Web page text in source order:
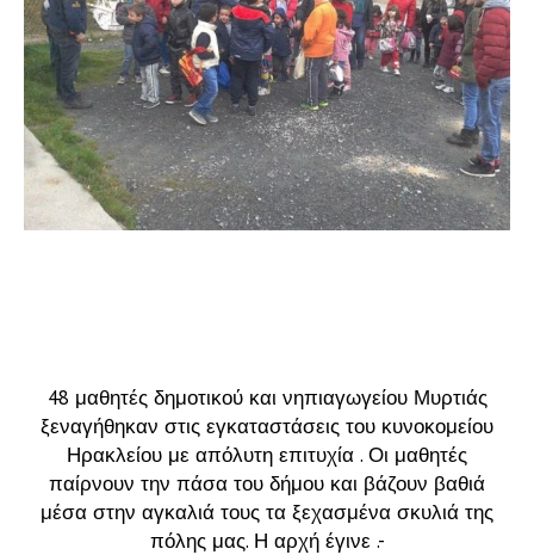
48 μαθητές δημοτικού και νηπιαγωγείου Μυρτιάς
ξεναγήθηκαν στις εγκαταστάσεις του κυνοκομείου
Ηρακλείου με απόλυτη επιτυχία . Οι μαθητές
παίρνουν την πάσα του δήμου και βάζουν βαθιά
μέσα στην αγκαλιά τους τα ξεχασμένα σκυλιά της
πόλης μας. Η αρχή έγινε .-